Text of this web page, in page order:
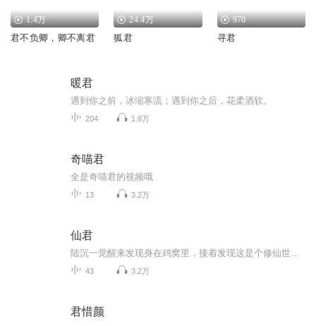
1.4万
君不负卿，卿不离君
24.4万
狐君
970
寻君
暖君
遇到你之前，冰缩寒流；遇到你之后，花柔酒软。
204 1.8万
奇喵君
全是奇喵君的视频哦
13 3.2万
仙君
43 3.2万
君惜颜